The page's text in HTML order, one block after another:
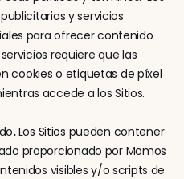
y servicios
para ofrecer contenido
requiere que las
cookies o etiquetas de píxel
accede a los Sitios.
. Los Sitios pueden contener
proporcionado por Momos
visibles y/o scripts de